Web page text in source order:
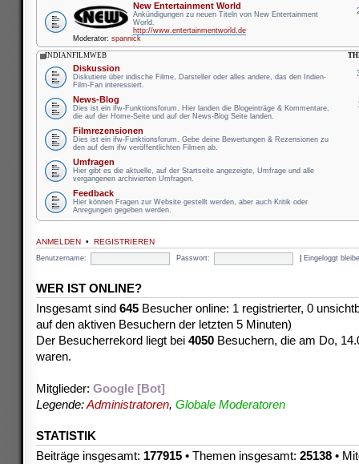
New Entertainment World
Ankündigungen zu neuen Titeln von New Entertainment
World.
http://www.entertainmentworld.de
Moderator: spannick
INDIANFILMWEB
Diskussion
Diskutiere über indische Filme, Darsteller oder alles andere, das den Indien-
Film-Fan interessiert.
News-Blog
Dies ist ein ifw-Funktionsforum. Hier landen die Blogeinträge & Kommentare,
die auf der Home-Seite und auf der News-Blog Seite landen.
Filmrezensionen
Dies ist ein ifw-Funktionsforum. Gebe deine Bewertungen & Rezensionen zu
den auf dem ifw veröffentlichten Filmen ab.
Umfragen
Hier gibt es die aktuelle, auf der Startseite angezeigte, Umfrage und alle
vergangenen archivierten Umfragen.
Feedback
Hier können Fragen zur Website gestellt werden, aber auch Kritik oder
Anregungen gegeben werden.
ANMELDEN • REGISTRIEREN
Benutzername: Passwort: Eingeloggt
WER IST ONLINE?
Insgesamt sind 645 Besucher online: 1 registrierter, 0
auf den aktiven Besuchern der letzten 5 Minuten)
Der Besucherrekord liegt bei 4050 Besuchern, die am Do,
waren.
Mitglieder: Google [Bot]
Legende:Administratoren, Globale Moderatoren
STATISTIK
Beiträge insgesamt: 177915 • Themen insgesamt: 25138 •